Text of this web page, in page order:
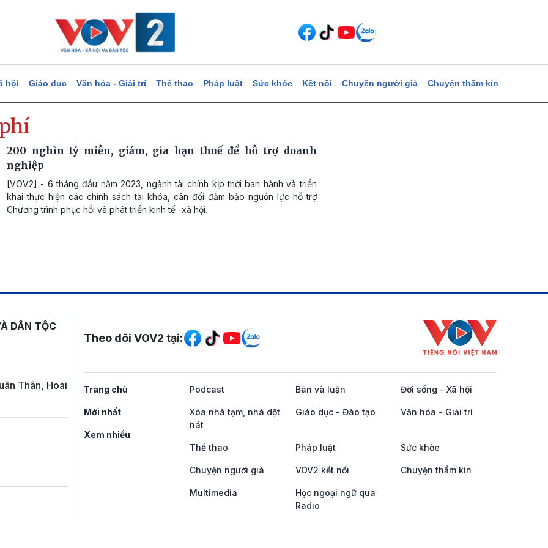
hội Giáo dục Văn hóa - Giải trí Thể thao Pháp luật Sức khỏe Kết nối Chuyện người già Chuyện thầm kín
200 nghìn tỷ miễn, giảm, gia hạn thuế để hỗ trợ doanh
nghiệp
[VOV2] - 6 tháng đầu năm 2023, ngành tài chính kịp thời ban hành và triển
khai thực hiện các chính sách tài khóa, cân đối đảm bảo nguồn lực hỗ trợ
Chương trình phục hồi và phát triển kinh tế -xã hội.
DÂN TỘC
Thân, Hoài
Mạng xã hội
Theo dõi VOV2 tại:
Trang chủ
Mới nhất
Xem nhiều
Podcast Bàn và luận Đời sống - Xã hội
Xóa nhà tạm, nhà dột
nát
Giáo dục - Đào tạo Văn hóa - Giải trí
Thể thao Pháp luật Sức khỏe
Chuyện người già VOV2 kết nối Chuyện thầm kín
Multimedia
Học ngoại ngữ qua
Radio